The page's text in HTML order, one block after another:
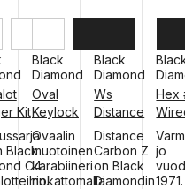
Kit
Black
C4
Black
Diamond
Oval
Keylock
Carabiner –
sulkurengas
Tällä
tuotteella
on
useampi
Ovaalin
muotoinen
karabiineri
nokattomalla
105cm
110cm
115cm
Black
Diamond
Ws
Distance
Carbon Z
Poles –
vaellus- ja
juoksussa
Tällä
tuotteella
on
useampi
Distance
Carbon Z
on Black
Diamondin
Hex
Tällä
on
jo
1971.